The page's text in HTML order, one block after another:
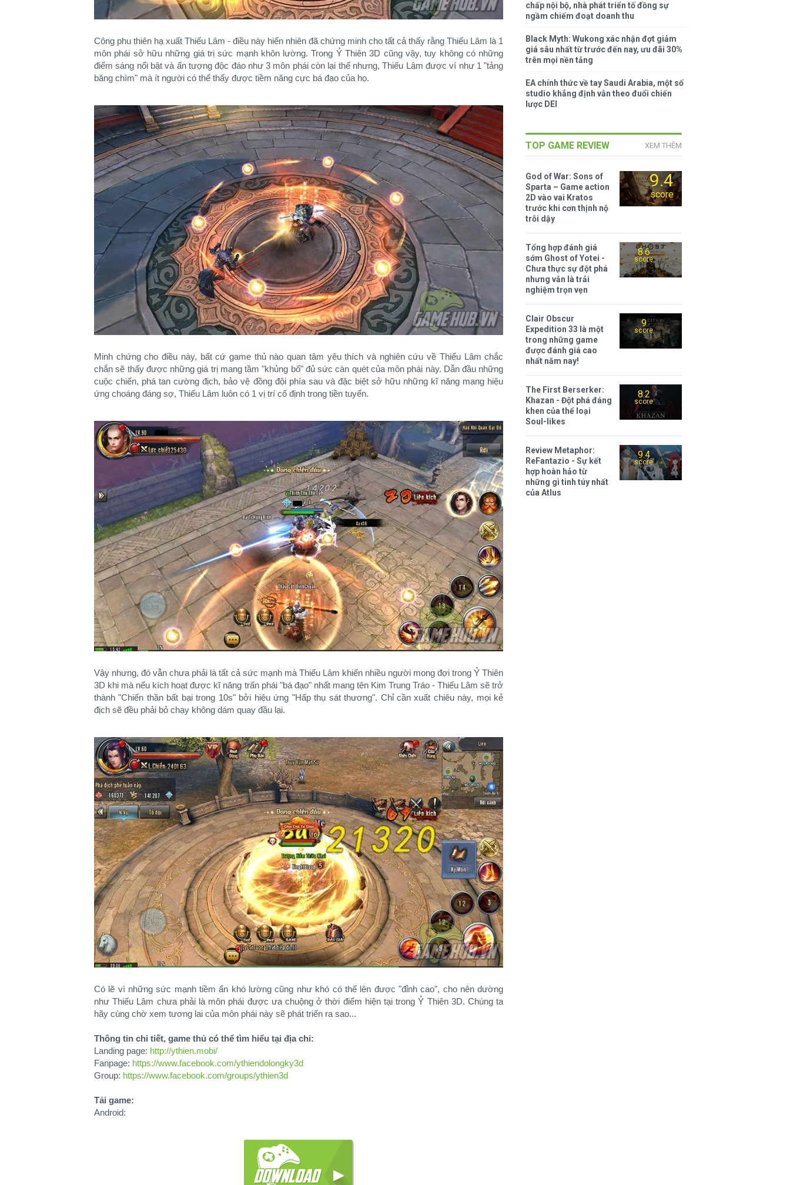
Công phu thiên hạ xuất Thiếu Lâm - điều này hiển nhiên đã chứng minh cho tất cả thấy rằng Thiếu Lâm là 1
môn phái sở hữu những giá trị sức mạnh khôn lường. Trong Ỷ Thiên 3D cũng vậy, tuy không có những
điểm sáng nổi bật và ấn tượng độc đáo như 3 môn phái còn lại thế nhưng, Thiếu Lâm được ví như 1 "tảng
băng chìm" mà ít người có thể thấy được tiềm năng cực bá đạo của họ.
Minh chứng cho điều này, bất cứ game thủ nào quan tâm yêu thích và nghiên cứu về Thiếu Lâm chắc
chắn sẽ thấy được những giá trị mang tầm "khủng bố" đủ sức càn quét của môn phái này. Dẫn đầu những
cuộc chiến, phá tan cường địch, bảo vệ đồng đội phía sau và đặc biệt sở hữu những kĩ năng mang hiệu
ứng choáng đáng sợ, Thiếu Lâm luôn có 1 vị trí cố định trong tiền tuyến.
Vậy nhưng, đó vẫn chưa phải là tất cả sức mạnh mà Thiếu Lâm khiến nhiều người mong đợi trong Ỷ Thiên
3D khi mà nếu kích hoạt được kĩ năng trấn phái "bá đạo" nhất mang tên Kim Trung Tráo - Thiếu Lâm sẽ trở
thành "Chiến thần bất bại trong 10s" bởi hiệu ứng "Hấp thụ sát thương". Chỉ cần xuất chiêu này, mọi kẻ
địch sẽ đều phải bỏ chạy không dám quay đầu lại.
Có lẽ vì những sức mạnh tiềm ẩn khó lường cũng như khó có thể lên được "đỉnh cao", cho nên dường
như Thiếu Lâm chưa phải là môn phái được ưa chuộng ở thời điểm hiện tại trong Ỷ Thiên 3D. Chúng ta
hãy cùng chờ xem tương lai của môn phái này sẽ phát triển ra sao...
Thông tin chi tiết, game thủ có thể tìm hiểu tại địa chỉ:
Landing page: http://ythien.mobi/
Fanpage: https://www.facebook.com/ythiendolongky3d
Group: https://www.facebook.com/groups/ythien3d
Tải game:
Android:
chấp nội bộ, nhà phát triển tố đồng sự
ngầm chiếm đoạt doanh thu
Black Myth: Wukong xác nhận đợt giảm
giá sâu nhất từ trước đến nay, ưu đãi 30%
trên mọi nền tảng
EA chính thức về tay Saudi Arabia, một số
studio khẳng định vẫn theo đuổi chiến
lược DEI
TOP GAME REVIEW XEM THÊM
9.4
score
God of War: Sons of
Sparta – Game action
2D vào vai Kratos
trước khi cơn thịnh nộ
trỗi dậy
8.6
score
Tổng hợp đánh giá
sớm Ghost of Yotei -
Chưa thực sự đột phá
nhưng vẫn là trải
nghiệm trọn vẹn
9
score
Clair Obscur
Expedition 33 là một
trong những game
được đánh giá cao
nhất năm nay!
8.2
score
The First Berserker:
Khazan - Đột phá đáng
khen của thể loại
Soul-likes
9.4
score
Review Metaphor:
ReFantazio - Sự kết
hợp hoàn hảo từ
những gì tinh túy nhất
của Atlus